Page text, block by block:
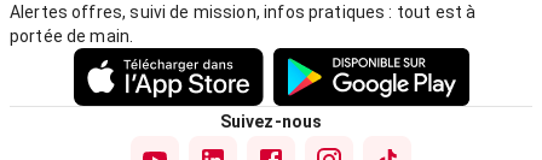
Alertes offres, suivi de mission, infos pratiques : tout est à
portée de main.
Suivez-nous